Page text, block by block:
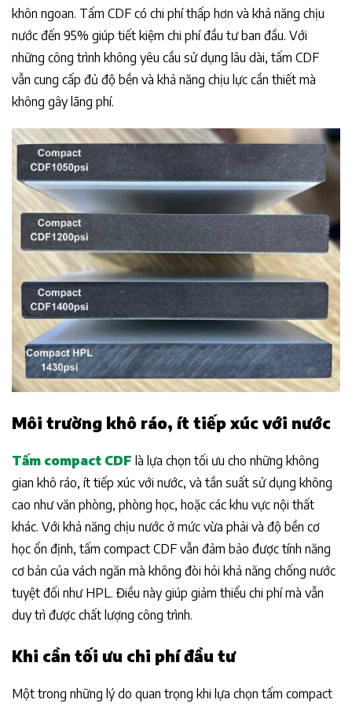
khôn ngoan. Tấm CDF có chi phí thấp hơn và khả năng chịu
nước đến 95% giúp tiết kiệm chi phí đầu tư ban đầu. Với
những công trình không yêu cầu sử dụng lâu dài, tấm CDF
vẫn cung cấp đủ độ bền và khả năng chịu lực cần thiết mà
không gây lãng phí.
Môi trường khô ráo, ít tiếp xúc với nước
Tấm compact CDF là lựa chọn tối ưu cho những không
gian khô ráo, ít tiếp xúc với nước, và tần suất sử dụng không
cao như văn phòng, phòng học, hoặc các khu vực nội thất
khác. Với khả năng chịu nước ở mức vừa phải và độ bền cơ
học ổn định, tấm compact CDF vẫn đảm bảo được tính năng
cơ bản của vách ngăn mà không đòi hỏi khả năng chống nước
tuyệt đối như HPL. Điều này giúp giảm thiểu chi phí mà vẫn
duy trì được chất lượng công trình.
Khi cần tối ưu chi phí đầu tư
Một trong những lý do quan trọng khi lựa chọn tấm compact